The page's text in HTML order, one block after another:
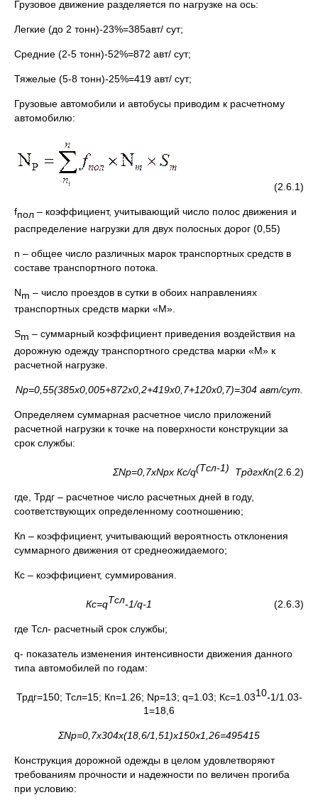
Грузовое движение разделяется по нагрузке на ось:
Легкие (до 2 тонн)-23%=385авт/ сут;
Средние (2-5 тонн)-52%=872 авт/ сут;
Тяжелые (5-8 тонн)-25%=419 авт/ сут;
Грузовые автомобили и автобусы приводим к расчетному
автомобилю:
(2.6.1)
fпол – коэффициент, учитывающий число полос движения и
распределение нагрузки для двух полосных дорог (0,55)
n – общее число различных марок транспортных средств в
составе транспортного потока.
Nm – число проездов в сутки в обоих направлениях
транспортных средств марки «М».
Sm – суммарный коэффициент приведения воздействия на
дорожную одежду транспортного средства марки «М» к
расчетной нагрузке.
Nр=0,55(385х0,005+872х0,2+419х0,7+120х0,7)=304 авт/сут.
Определяем суммарная расчетное число приложений
расчетной нагрузки к точке на поверхности конструкции за
срок службы:
ΣNр=0,7хNрх Кс/q(Tсл-1) ТрдгхКn(2.6.2)
где, Трдг – расчетное число расчетных дней в году,
соответствующих определенному соотношению;
Кn – коэффициент, учитывающий вероятность отклонения
суммарного движения от среднеожидаемого;
Кс – коэффициент, суммирования.
Кс=qТсл-1/q-1 (2.6.3)
где Тсл- расчетный срок службы;
q- показатель изменения интенсивности движения данного
типа автомобилей по годам:
Трдг=150; Тсл=15; Кn=1.26; Nр=13; q=1.03; Кс=1.0310-1/1.03-
1=18,6
ΣNр=0,7х304х(18,6/1,51)х150х1,26=495415
Конструкция дорожной одежды в целом удовлетворяют
требованиям прочности и надежности по величен прогиба
при условию: